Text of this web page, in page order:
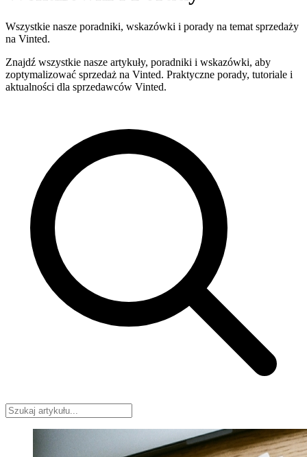
Wszystkie nasze poradniki, wskazówki i porady na temat sprzedaży
na Vinted.
Znajdź wszystkie nasze artykuły, poradniki i wskazówki, aby
zoptymalizować sprzedaż na Vinted. Praktyczne porady, tutoriale i
aktualności dla sprzedawców Vinted.